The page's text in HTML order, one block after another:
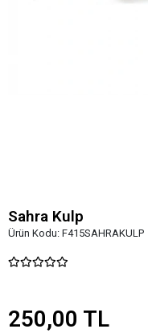
Sahra Kulp
Ürün Kodu: F415SAHRAKULP
250,00 TL